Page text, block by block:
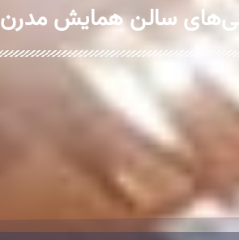
سالن همایش مدرن